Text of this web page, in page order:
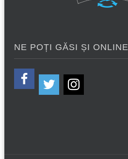
NE POȚI GĂSI ȘI ONLINE